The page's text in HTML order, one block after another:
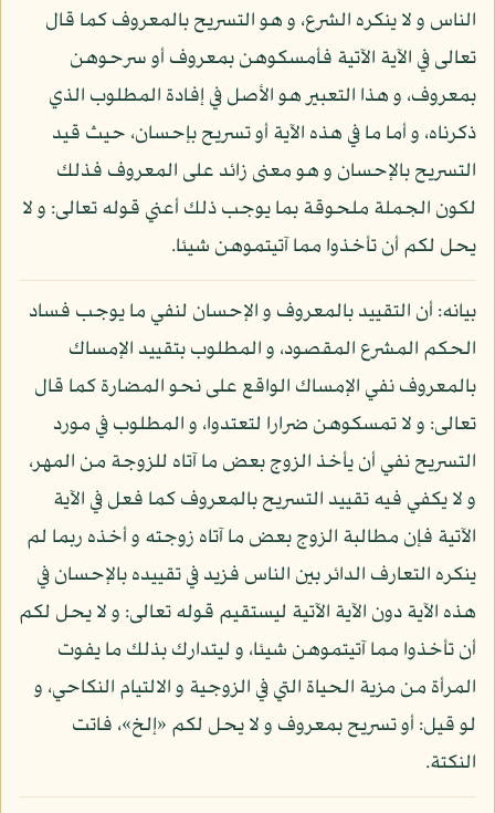
الناس و لا ينكره الشرع، و هو التسريح بالمعروف كما قال
تعالى في الآية الآتية فأمسكوهن بمعروف أو سرحوهن
بمعروف، و هذا التعبير هو الأصل في إفادة المطلوب الذي
ذكرناه، و أما ما في هذه الآية أو تسريح بإحسان، حيث قيد
التسريح بالإحسان و هو معنى زائد على المعروف فذلك
لكون الجملة ملحوقة بما يوجب ذلك أعني قوله تعالى: و لا
يحل لكم أن تأخذوا مما آتيتموهن شيئا.
بيانه: أن التقييد بالمعروف و الإحسان لنفي ما يوجب فساد
الحكم المشرع المقصود، و المطلوب بتقييد الإمساك
بالمعروف نفي الإمساك الواقع على نحو المضارة كما قال
تعالى: و لا تمسكوهن ضرارا لتعتدوا، و المطلوب في مورد
التسريح نفي أن يأخذ الزوج بعض ما آتاه للزوجة من المهر،
و لا يكفي فيه تقييد التسريح بالمعروف كما فعل في الآية
الآتية فإن مطالبة الزوج بعض ما آتاه زوجته و أخذه ربما لم
ينكره التعارف الدائر بين الناس فزيد في تقييده بالإحسان في
هذه الآية دون الآية الآتية ليستقيم قوله تعالى: و لا يحل لكم
أن تأخذوا مما آتيتموهن شيئا، و ليتدارك بذلك ما يفوت
المرأة من مزية الحياة التي في الزوجية و الالتيام النكاحي، و
لو قيل: أو تسريح بمعروف و لا يحل لكم «إلخ»، فاتت
النكتة.